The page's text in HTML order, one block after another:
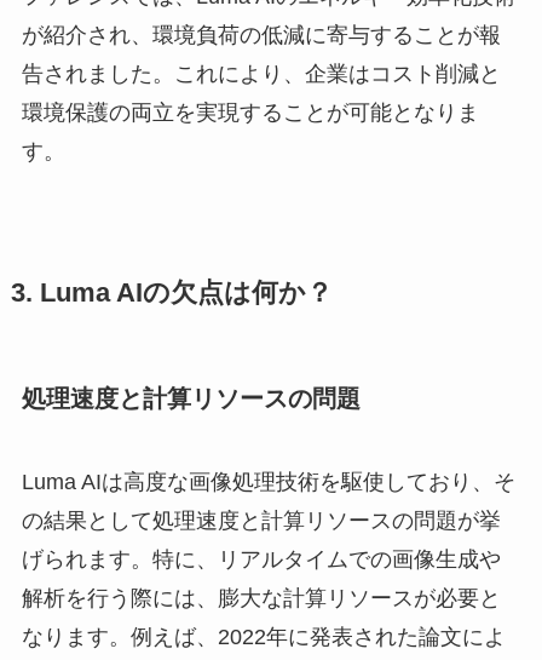
が紹介され、環境負荷の低減に寄与することが報
告されました。これにより、企業はコスト削減と
環境保護の両立を実現することが可能となりま
す。
3. Luma AIの欠点は何か？
処理速度と計算リソースの問題
Luma AIは高度な画像処理技術を駆使しており、そ
の結果として処理速度と計算リソースの問題が挙
げられます。特に、リアルタイムでの画像生成や
解析を行う際には、膨大な計算リソースが必要と
なります。例えば、2022年に発表された論文によ